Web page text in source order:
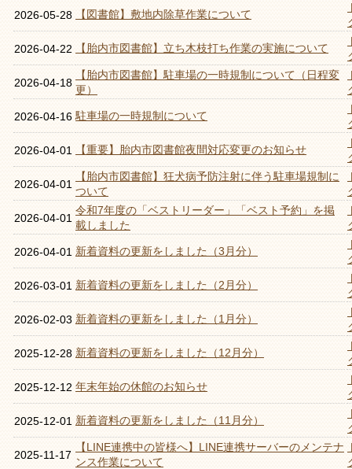
2026-05-28 【図書館】敷地内除草作業について
2026-04-22 【胎内市図書館】立ち木枝打ち作業の実施について
2026-04-18
【胎内市図書館】駐車場の一時規制について（日程変
更）
2026-04-16 駐車場の一時規制について
2026-04-01 【重要】胎内市図書館夜間対応変更のお知らせ
2026-04-01
【胎内市図書館】狂犬病予防注射に伴う駐車場規制に
ついて
2026-04-01
令和7年度の「ベストリーダー」「ベスト予約」を掲
載しました
2026-04-01 新着資料の更新をしました（3月分）
2026-03-01 新着資料の更新をしました（2月分）
2026-02-03 新着資料の更新をしました（1月分）
2025-12-28 新着資料の更新をしました（12月分）
2025-12-12 年末年始の休館のお知らせ
2025-12-01 新着資料の更新をしました（11月分）
2025-11-17
【LINE連携中の皆様へ】LINE連携サーバーのメンテナ
ンス作業について